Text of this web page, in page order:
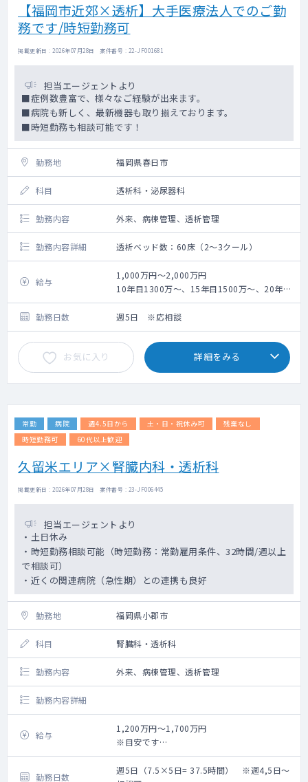
【福岡市近郊×透析】大手医療法人でのご勤
務です/時短勤務可
掲載更新日 : 2026年07月28日 案件番号 : 22-JF001681
担当エージェントより
■症例数豊富で、様々なご経験が出来ます。
■病院も新しく、最新機器も取り揃えております。
■時短勤務も相談可能です！
勤務地 福岡県春日市
科目 透析科・泌尿器科
勤務内容 外来、病棟管理、透析管理
勤務内容詳細 透析ベッド数：60床（2～3クール）
給与
1,000万円～2,000万円
10年目1300万～、15年目1500万～、20年目
1600万～（週5日勤務当直・オンコール有の
場合）
※ご経験年数、実績等により変動
勤務日数 週5日 ※応相談
お気に入り 詳細をみる
常勤 病院 週4.5日から 土・日・祝休み可
残業なし
時短勤務可
60代以上歓迎
久留米エリア×腎臓内科・透析科
掲載更新日 : 2026年07月28日 案件番号 : 23-JF006445
担当エージェントより
・土日休み
・時短勤務相談可能（時短勤務：常勤雇用条件、32時間/週以上
で相談可）
・近くの関連病院（急性期）との連携も良好
勤務地 福岡県小郡市
科目 腎臓科・透析科
勤務内容 外来、病棟管理、透析管理
勤務内容詳細
給与
1,200万円～1,700万円
※目安です
※ご経験年数を加味して相談させていただき
ます
勤務日数
週5日（7.5×5日= 37.5時間） ※週4,5日～